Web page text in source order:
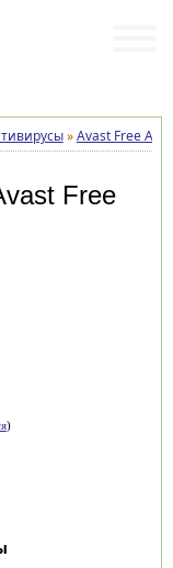
»Avast Free
Free
)